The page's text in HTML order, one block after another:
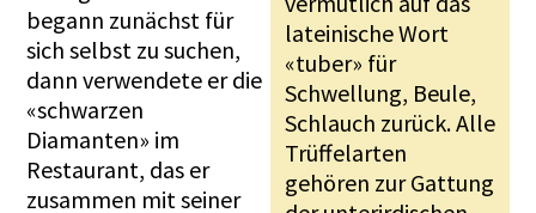
lateinische Wort
«tuber» für
Schwellung, Beule,
Schlauch zurück. Alle
Trüffelarten
gehören zur Gattung
begann zunächst für
sich selbst zu suchen,
dann verwendete er die
«schwarzen
Diamanten» im
Restaurant, das er
zusammen mit seiner